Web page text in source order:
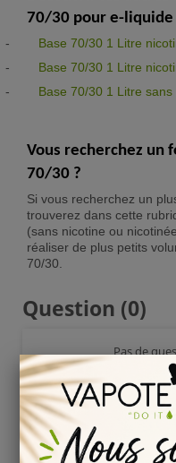
70/30 pour e-liquide
- Base 70/30 1 Litre
- Base 70/30 1 Litre
- Base 70/30 1 Litre sans
Vous recherchez un
70/30 ?
Si vous recherchez un
trouverez dans cette
(sans nicotine ou
réaliser de plus petits
70/30.
Question (0)
Pas de